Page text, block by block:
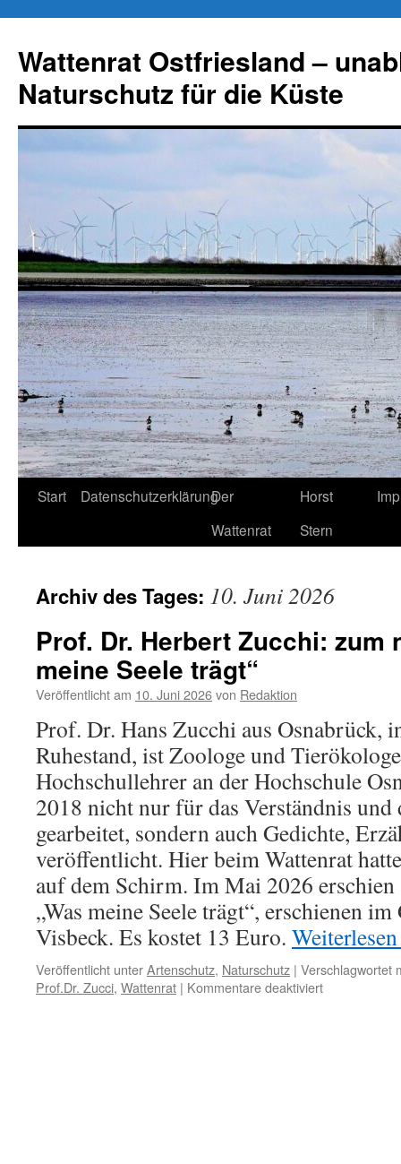
springen
Wattenrat Ostfriesland –
Naturschutz für die Küste
Start DatenschutzerklärungDer
Wattenrat
Horst
Stern
Archiv des Tages: 10. Juni 2026
Prof. Dr. Herbert Zucchi: zum
meine Seele trägt“
Veröffentlicht am 10. Juni 2026von Redaktion
Prof. Dr. Hans Zucchi aus Osnabrück,
Ruhestand, ist Zoologe und
Hochschullehrer an der Hochschule
2018 nicht nur für das Verständnis und
gearbeitet, sondern auch Gedichte,
veröffentlicht. Hier beim Wattenrat
auf dem Schirm. Im Mai 2026 erschien
„Was meine Seele trägt“, erschienen im
Visbeck. Es kostet 13 Euro.
Veröffentlicht unterArtenschutz, Naturschutz | Verschlagwortet
Prof.Dr. Zucci, Wattenrat | Kommentare deaktiviertfür